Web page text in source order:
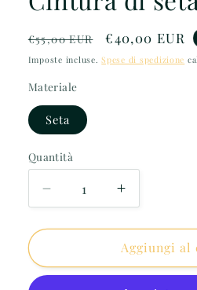
Prezzo
di
€55,00 EUR
Prezzo
scontato
€40,00 EUR
Imposte incluse.Spese di spedizione
Materiale
Seta
Quantità
Diminuisci
quantità
per
di
Aumenta
quantità
per
Cintura
di
Aggiungi